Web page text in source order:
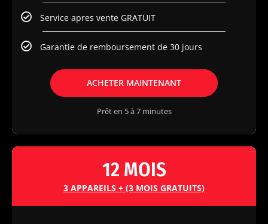
Service apres vente GRATUIT
Garantie de remboursement de 30 jours
ACHETER MAINTENANT
Prêt en 5 à 7 minutes
12 MOIS
3 APPAREILS + (3 MOIS GRATUITS)